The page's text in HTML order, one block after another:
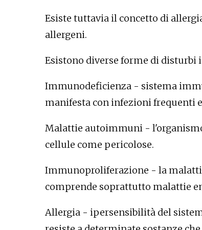
Esiste tuttavia il concetto di
allergeni.
Esistono diverse forme di disturbi
Immunodeficienza - sistema
manifesta con infezioni frequenti
Malattie autoimmuni -
cellule come pericolose.
Immunoproliferazione - la
comprende soprattutto malattie
Allergia - ipersensibilità del